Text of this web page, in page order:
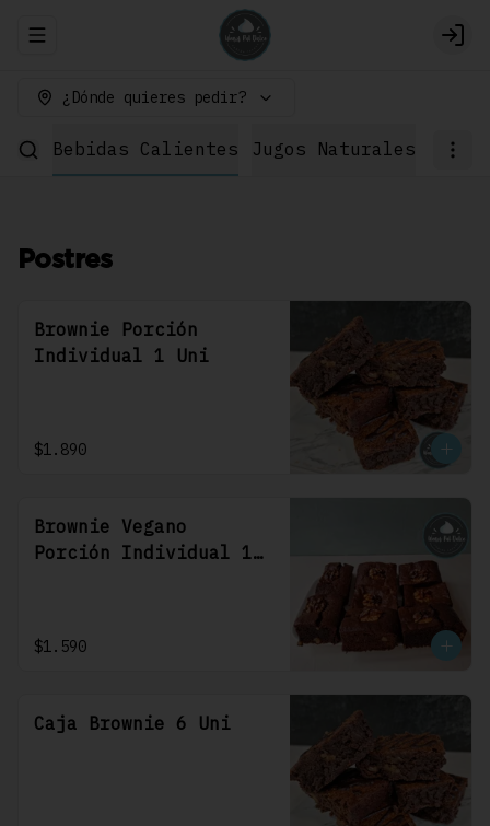
Abrir menu de navegación
¿Dónde quieres pedir?
Bebidas Calientes Jugos Naturales
Postres
Brownie Porción
Individual 1 Uni
$1.890
Brownie Vegano
Porción Individual 1
$1.590
Caja Brownie 6 Uni